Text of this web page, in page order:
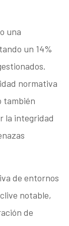
una
un 14%
normativa
también
la integridad
de entornos
notable,
de